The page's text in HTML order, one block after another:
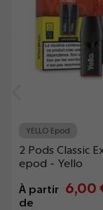
YELLO Epod
2 Pods Classic
epod - Yello
À partir
de
6,00